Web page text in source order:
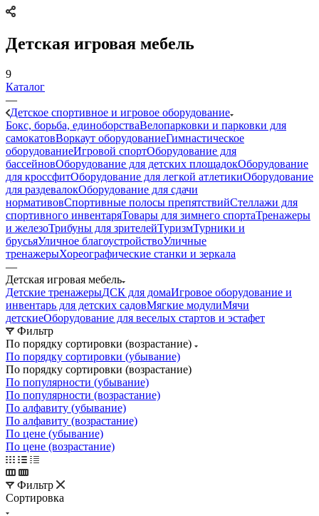
Детская игровая мебель
9
Каталог
—
Детское спортивное и игровое оборудование
Бокс, борьба, единоборстваВелопарковки и парковки для
самокатовВоркаут оборудованиеГимнастическое
оборудованиеИгровой спортОборудование для
бассейновОборудование для детских площадокОборудование
для кроссфитОборудование для легкой атлетикиОборудование
для раздевалокОборудование для сдачи
нормативовСпортивные полосы препятствийСтеллажи для
спортивного инвентаряТовары для зимнего спортаТренажеры
и железоТрибуны для зрителейТуризмТурники и
брусьяУличное благоустройствоУличные
тренажерыХореографические станки и зеркала
—
Детская игровая мебель
Детские тренажерыДСК для домаИгровое оборудование и
инвентарь для детских садовМягкие модулиМячи
детскиеОборудование для веселых стартов и эстафет
Фильтр
По порядку сортировки (возрастание)
По порядку сортировки (убывание)
По порядку сортировки (возрастание)
По популярности (убывание)
По популярности (возрастание)
По алфавиту (убывание)
По алфавиту (возрастание)
По цене (убывание)
По цене (возрастание)
Фильтр
Сортировка